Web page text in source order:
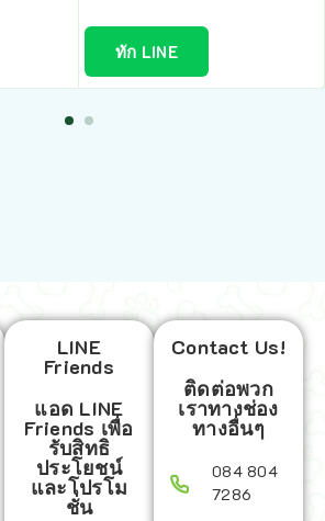
ทัก LINE
LINE
Friends
แอด LINE
Friends เพื่อ
รับสิทธิ
ประโยชน์
และโปรโม
ชั่น
Contact Us!
ติดต่อพวก
เราทางช่อง
ทางอื่นๆ
084 804
7286